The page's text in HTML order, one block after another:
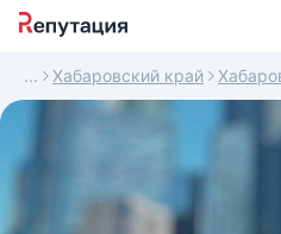
Хабаровский край